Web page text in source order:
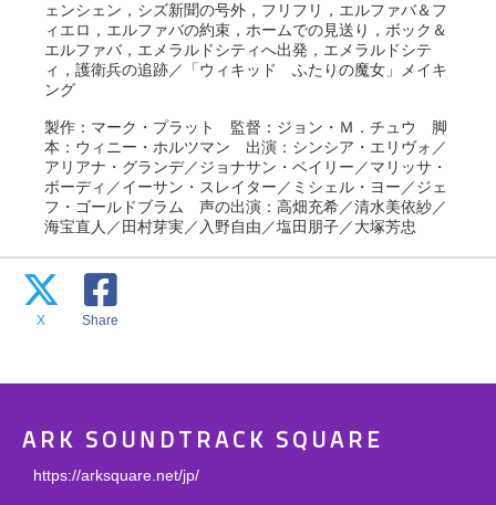
ェンシェン，シズ新聞の号外，フリフリ，エルファバ＆フ
ィエロ，エルファバの約束，ホームでの見送り，ボック＆
エルファバ，エメラルドシティへ出発，エメラルドシテ
ィ，護衛兵の追跡／「ウィキッド ふたりの魔女」メイキ
ング
製作：マーク・プラット 監督：ジョン・Ｍ．チュウ 脚
本：ウィニー・ホルツマン 出演：シンシア・エリヴォ／
アリアナ・グランデ／ジョナサン・ベイリー／マリッサ・
ボーディ／イーサン・スレイター／ミシェル・ヨー／ジェ
フ・ゴールドブラム 声の出演：高畑充希／清水美依紗／
海宝直人／田村芽実／入野自由／塩田朋子／大塚芳忠
X Share
ARK SOUNDTRACK SQUARE
https://arksquare.net/jp/